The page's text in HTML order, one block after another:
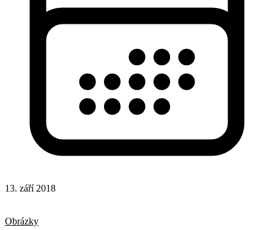
13. září 2018
Obrázky